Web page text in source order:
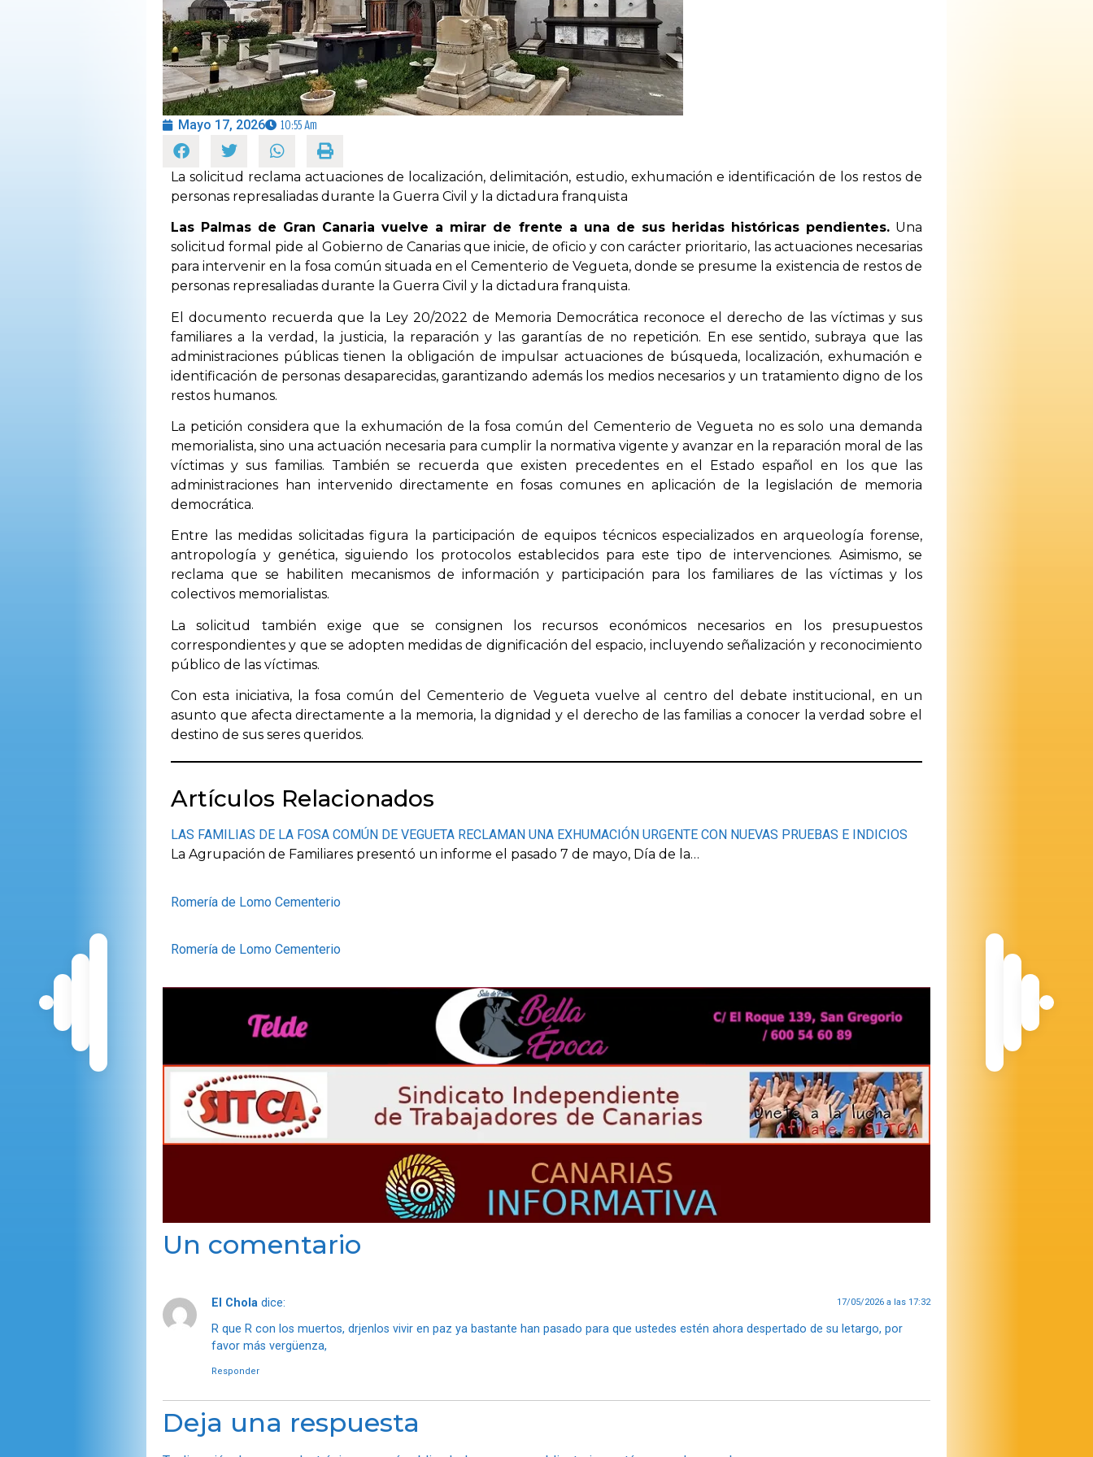
OPINIÓN
PROGRAMAS
Mayo 17, 2026 10:55 Am
La solicitud reclama actuaciones de localización, delimitación, estudio, exhumación e identificación de los restos de
personas represaliadas durante la Guerra Civil y la dictadura franquista
Las Palmas de Gran Canaria vuelve a mirar de frente a una de sus heridas históricas pendientes.Una
solicitud formal pide al Gobierno de Canarias que inicie, de oficio y con carácter prioritario, las actuaciones necesarias
para intervenir en la fosa común situada en el Cementerio de Vegueta, donde se presume la existencia de restos de
personas represaliadas durante la Guerra Civil y la dictadura franquista.
El documento recuerda que la Ley 20/2022 de Memoria Democrática reconoce el derecho de las víctimas y sus
familiares a la verdad, la justicia, la reparación y las garantías de no repetición. En ese sentido, subraya que las
administraciones públicas tienen la obligación de impulsar actuaciones de búsqueda, localización, exhumación e
identificación de personas desaparecidas, garantizando además los medios necesarios y un tratamiento digno de los
restos humanos.
La petición considera que la exhumación de la fosa común del Cementerio de Vegueta no es solo una demanda
memorialista, sino una actuación necesaria para cumplir la normativa vigente y avanzar en la reparación moral de las
víctimas y sus familias. También se recuerda que existen precedentes en el Estado español en los que las
administraciones han intervenido directamente en fosas comunes en aplicación de la legislación de memoria
democrática.
Entre las medidas solicitadas figura la participación de equipos técnicos especializados en arqueología forense,
antropología y genética, siguiendo los protocolos establecidos para este tipo de intervenciones. Asimismo, se
reclama que se habiliten mecanismos de información y participación para los familiares de las víctimas y los
colectivos memorialistas.
La solicitud también exige que se consignen los recursos económicos necesarios en los presupuestos
correspondientes y que se adopten medidas de dignificación del espacio, incluyendo señalización y reconocimiento
público de las víctimas.
Con esta iniciativa, la fosa común del Cementerio de Vegueta vuelve al centro del debate institucional, en un
asunto que afecta directamente a la memoria, la dignidad y el derecho de las familias a conocer la verdad sobre el
destino de sus seres queridos.
Artículos Relacionados
LAS FAMILIAS DE LA FOSA COMÚN DE VEGUETA RECLAMAN UNA EXHUMACIÓN URGENTE CON NUEVAS PRUEBAS E INDICIOS
La Agrupación de Familiares presentó un informe el pasado 7 de mayo, Día de la…
Romería de Lomo Cementerio
Romería de Lomo Cementerio
Un comentario
El Chola dice: 17/05/2026 a las 17:32
R que R con los muertos, drjenlos vivir en paz ya bastante han pasado para que ustedes estén ahora despertado de su letargo, por
favor más vergüenza,
Responder
Deja una respuesta